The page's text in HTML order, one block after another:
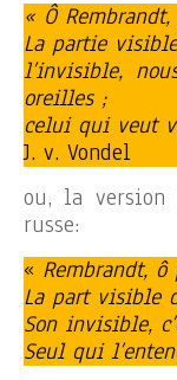
« Ô
La partie
l’invisible,
oreilles ;
celui qui veut
J. v. Vondel
ou, la version
russe:
« Rembrandt,
La part visible
Son invisible,
Seul qui